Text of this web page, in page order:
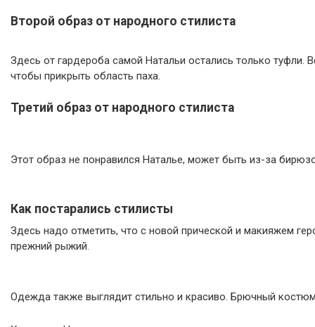
Второй образ от народного стилиста
Здесь от гардероба самой Натальи остались только туфли.
чтобы прикрыть область паха.
Третий образ от народного стилиста
Этот образ не понравился Наталье, может быть из-за
Как постарались стилисты
Здесь надо отметить, что с новой прической и макияжем
прежний рыжий.
Одежда также выглядит стильно и красиво. Брючный